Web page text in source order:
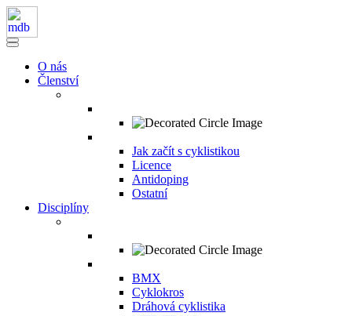
O nás
Členství
Jak začít s cyklistikou
Licence
Antidoping
Ostatní
Disciplíny
BMX
Cyklokros
Dráhová cyklistika